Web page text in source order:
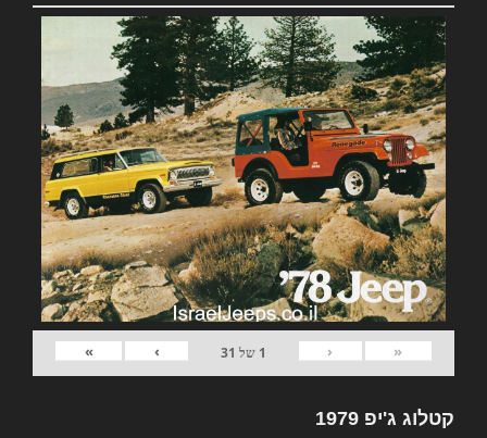
«
‹
1 של 31
›
»
קטלוג ג'יפ 1979